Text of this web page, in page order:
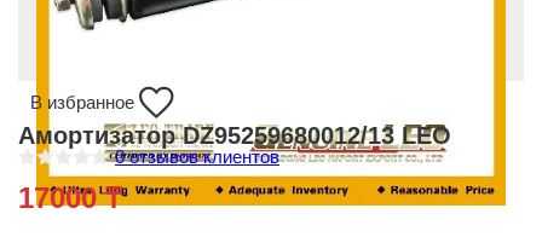
В избранное
Амортизатор DZ95259680012/13 LEO
ц
е
0отзывов клиентов
17000₸